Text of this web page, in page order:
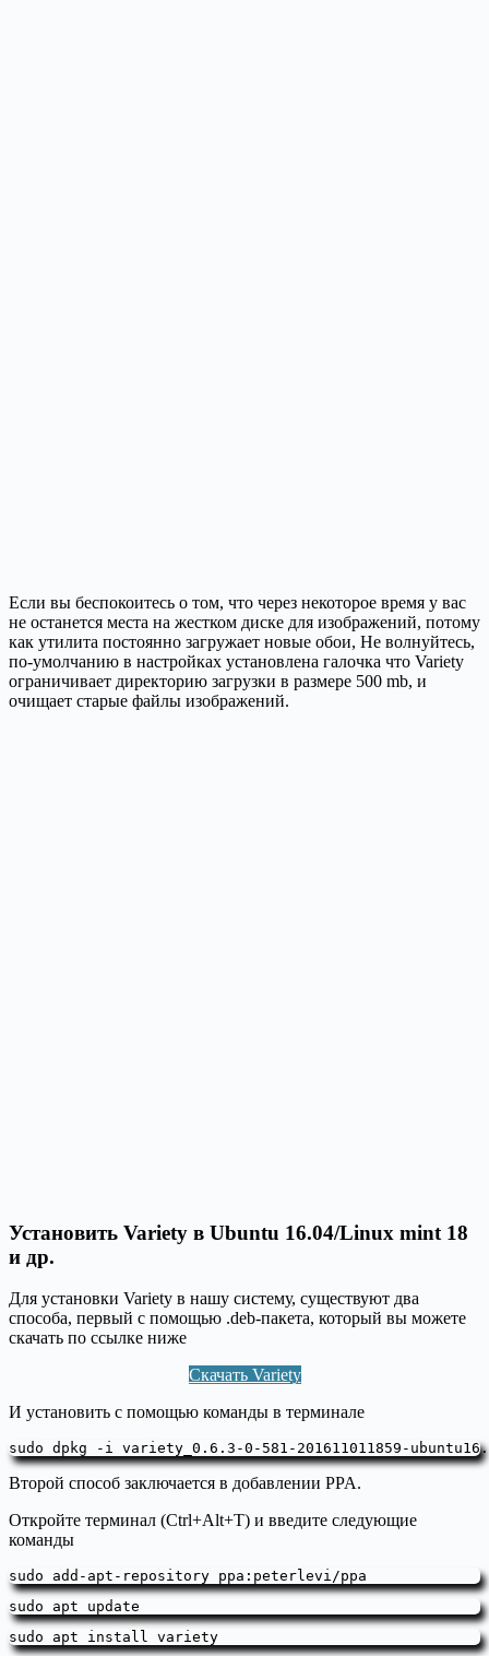
Если вы беспокоитесь о том, что через некоторое время у вас
не останется места на жестком диске для изображений, потому
как утилита постоянно загружает новые обои, Не волнуйтесь,
по-умолчанию в настройках установлена галочка что Variety
ограничивает директорию загрузки в размере 500 mb, и
очищает старые файлы изображений.
Установить Variety в Ubuntu 16.04/Linux mint 18
и др.
Для установки Variety в нашу систему, существуют два
способа, первый с помощью .deb-пакета, который вы можете
скачать по ссылке ниже
Скачать Variety
И установить с помощью команды в терминале
sudo dpkg -i variety_0.6.3-0-581-201611011859-
Второй способ заключается в добавлении PPA.
Откройте терминал (Ctrl+Alt+T) и введите следующие
команды
sudo add-apt-repository ppa:peterlevi/ppa
sudo apt update
sudo apt install variety